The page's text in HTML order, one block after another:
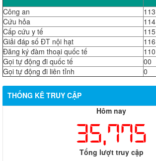
Công an
113
Cứu hỏa
114
Cấp cứu y tế
115
Giải đáp số ĐT nội hạt
116
Đăng ký đàm thoại quốc tế
110
Gọi tự động đi quốc tế
00
Gọi tự động đi liên tỉnh
0
THỐNG KÊ TRUY CẬP
Hôm nay
35,775
Tổng lượt truy cập